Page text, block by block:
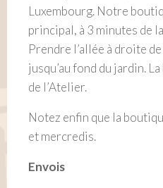
Luxembourg. Notre
principal, à 3 minutes de
Prendre l’allée à droite
jusqu’au fond du jardin.
de l’Atelier.
Notez enfin que la
et mercredis.
Envois